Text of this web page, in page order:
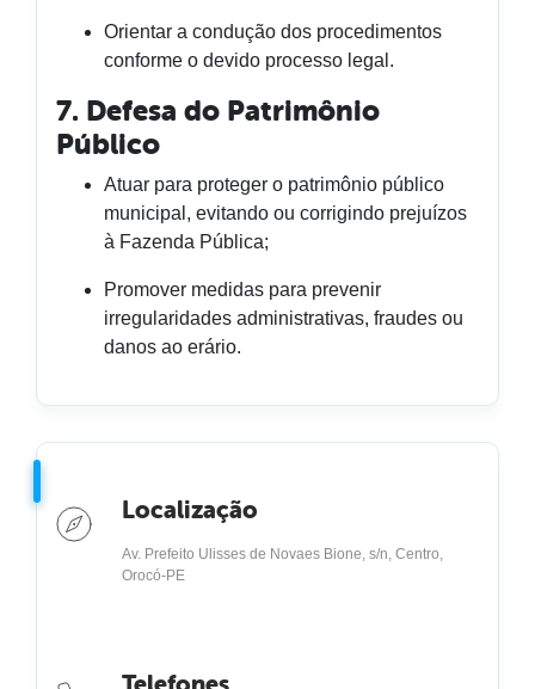
Orientar a condução dos procedimentos
conforme o devido processo legal.
7. Defesa do Patrimônio
Público
Atuar para proteger o patrimônio público
municipal, evitando ou corrigindo prejuízos
à Fazenda Pública;
Promover medidas para prevenir
irregularidades administrativas, fraudes ou
danos ao erário.
Localização
Av. Prefeito Ulisses de Novaes Bione, s/n, Centro,
Orocó-PE